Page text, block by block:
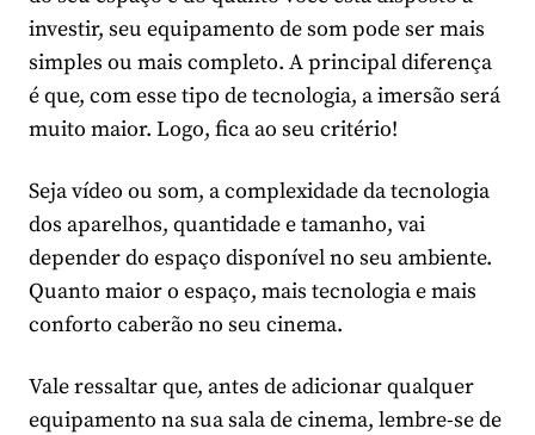
investir, seu equipamento de som pode ser mais
simples ou mais completo. A principal diferença
é que, com esse tipo de tecnologia, a imersão será
muito maior. Logo, fica ao seu critério!
Seja vídeo ou som, a complexidade da tecnologia
dos aparelhos, quantidade e tamanho, vai
depender do espaço disponível no seu ambiente.
Quanto maior o espaço, mais tecnologia e mais
conforto caberão no seu cinema.
Vale ressaltar que, antes de adicionar qualquer
equipamento na sua sala de cinema, lembre-se de